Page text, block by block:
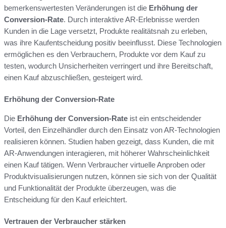
bemerkenswertesten Veränderungen ist die Erhöhung der
Conversion-Rate. Durch interaktive AR-Erlebnisse werden
Kunden in die Lage versetzt, Produkte realitätsnah zu erleben,
was ihre Kaufentscheidung positiv beeinflusst. Diese Technologien
ermöglichen es den Verbrauchern, Produkte vor dem Kauf zu
testen, wodurch Unsicherheiten verringert und ihre Bereitschaft,
einen Kauf abzuschließen, gesteigert wird.
Erhöhung der Conversion-Rate
Die Erhöhung der Conversion-Rate ist ein entscheidender
Vorteil, den Einzelhändler durch den Einsatz von AR-Technologien
realisieren können. Studien haben gezeigt, dass Kunden, die mit
AR-Anwendungen interagieren, mit höherer Wahrscheinlichkeit
einen Kauf tätigen. Wenn Verbraucher virtuelle Anproben oder
Produktvisualisierungen nutzen, können sie sich von der Qualität
und Funktionalität der Produkte überzeugen, was die
Entscheidung für den Kauf erleichtert.
Vertrauen der Verbraucher stärken